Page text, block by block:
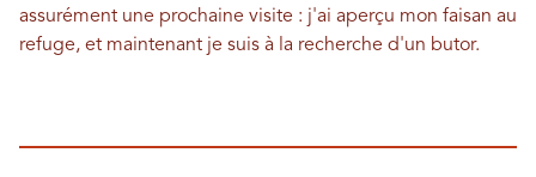
assurément une prochaine visite : j'ai aperçu mon faisan au
refuge, et maintenant je suis à la recherche d'un butor.